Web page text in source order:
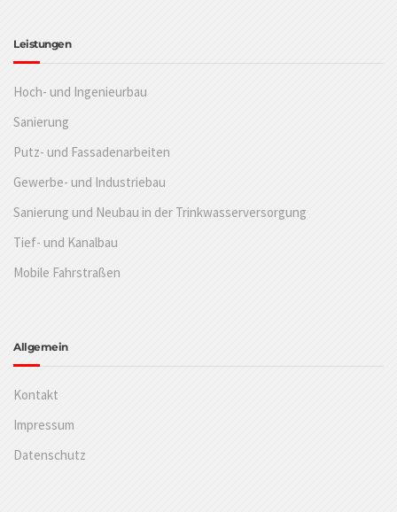
Leistungen
Hoch- und Ingenieurbau
Sanierung
Putz- und Fassadenarbeiten
Gewerbe- und Industriebau
Sanierung und Neubau in der Trinkwasserversorgung
Tief- und Kanalbau
Mobile Fahrstraßen
Allgemein
Kontakt
Impressum
Datenschutz